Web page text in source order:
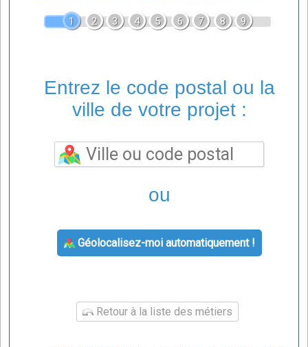
1 2 3 4 5 6 7 8 9
Entrez le code postal ou la
ville de votre projet :
ou
Géolocalisez-moi automatiquement !
Retour à la liste des métiers